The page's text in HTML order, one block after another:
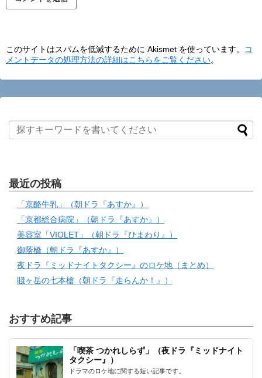
このサイトはスパムを低減するために Akismet を使っています。
コ
メントデータの処理方法の詳細はこちらをご覧ください。
最近の投稿
「京酪牛乳」（朝ドラ『あすか』）
「京都総合病院」（朝ドラ『あすか』）
美容室「VIOLET」（朝ドラ『ひまわり』）
御蔭橋（朝ドラ『あすか』）
夜ドラ『ミッドナイトタクシー』のロケ地（まとめ）
賤ヶ岳の七本槍（朝ドラ『走らんか！』）
おすすめ記事
「喫茶 つかれしらず」（夜ドラ『ミッドナイト
タクシー』）
ドラマのロケ地に関する短い記事です。